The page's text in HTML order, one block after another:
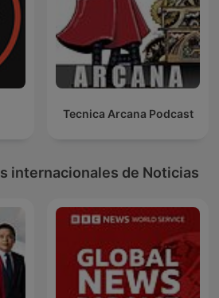
Tecnica Arcana Podcast
internacionales de Noticias